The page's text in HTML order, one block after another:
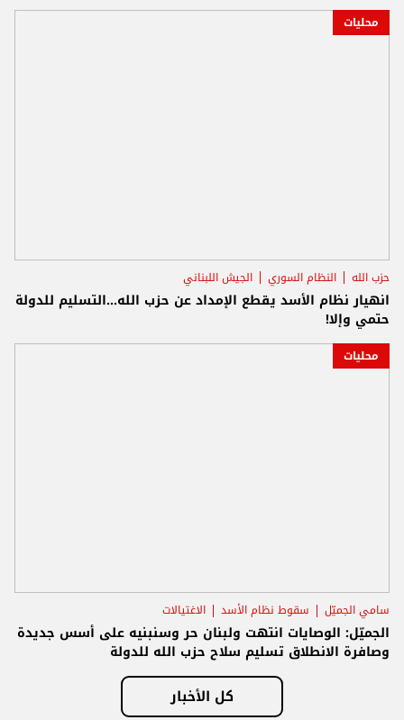
محليات
حزب الله النظام السوري الجيش اللبناني
انهيار نظام الأسد يقطع الإمداد عن حزب الله...التسليم للدولة
حتمي وإلا!
محليات
سامي الجميّل سقوط نظام الأسد الاغتيالات
الجميّل: الوصايات انتهت ولبنان حر وسنبنيه على أسس جديدة
وصافرة الانطلاق تسليم سلاح حزب الله للدولة
كل الأخبار